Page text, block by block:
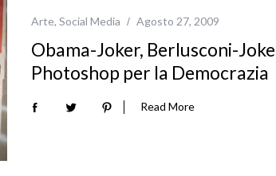
Arte, Social Media Agosto 27, 2009
Obama-Joker, Berlusconi-
Photoshop per la Democrazia
Read More